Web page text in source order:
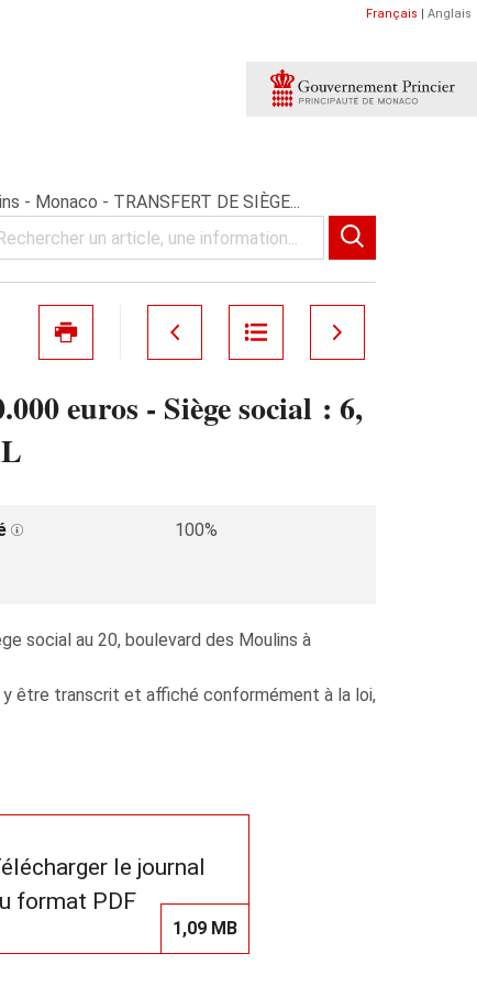
Français | Anglais
- Monaco - TRANSFERT DE SIÈGE...
euros - Siège social : 6,
100%
social au 20, boulevard des Moulins à
y être transcrit et affiché conformément à la loi,
le journal
format PDF
1,09 MB